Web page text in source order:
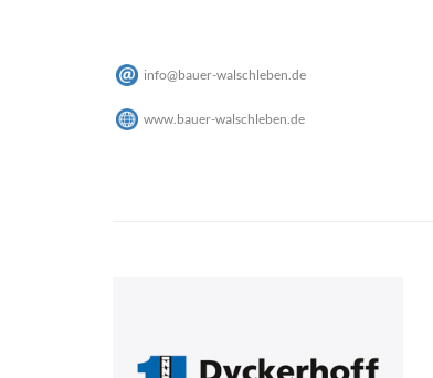
info@bauer-walschleben de
www.bauer-walschleben.de